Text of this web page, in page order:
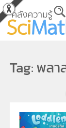
Skip to
Tag: พล